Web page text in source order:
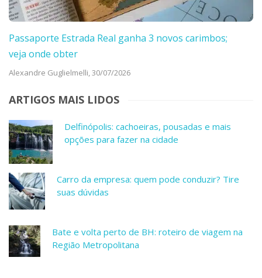
Passaporte Estrada Real ganha 3 novos carimbos;
veja onde obter
Alexandre Guglielmelli,30/07/2026
ARTIGOS MAIS LIDOS
Delfinópolis: cachoeiras, pousadas e mais
opções para fazer na cidade
Carro da empresa: quem pode conduzir? Tire
suas dúvidas
Bate e volta perto de BH: roteiro de viagem na
Região Metropolitana